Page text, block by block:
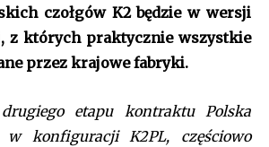
czołgów K2 będzie w wersji
z których praktycznie wszystkie
przez krajowe fabryki.
etapu kontraktu Polska
w konfiguracji K2PL, częściowo